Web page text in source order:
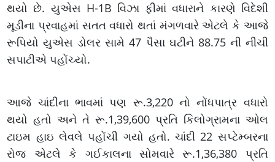
થયો છે. યુએસ H-1B વિઝા ફીમાં વધારાને કારણે વિદેશી
મૂડીના પ્રવાહમાં સતત વધારો થતાં મંગળવારે એટલે કે આજે
રૂપિયો યુએસ ડોલર સામે 47 પૈસા ઘટીને 88.75 ની નીચી
સપાટીએ પહોંચ્યો.
આજે ચાંદીના ભાવમાં પણ રૂ.3,220 નો નોંધપાત્ર વધારો
થયો હતો અને તે રૂ.1,39,600 પ્રતિ કિલોગ્રામના ઓલ
ટાઇમ હાઇ લેવલે પહોંચી ગયો હતો. ચાંદી 22 સપ્ટેમ્બરના
રોજ એટલે કે ગઈકાલના સોમવારે રૂ.1,36,380 પ્રતિ